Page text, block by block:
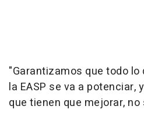
"Garantizamos que todo
la EASP se va a potenciar,
que tienen que mejorar,